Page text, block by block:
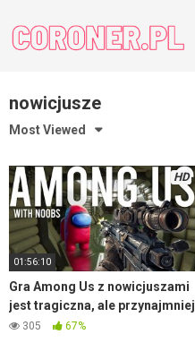
content
nowicjusze
Most Viewed
HD
01:56:10
Gra Among Us z nowicjuszami
jest tragiczna, ale przynajmniej
jest wesoło
305 67%